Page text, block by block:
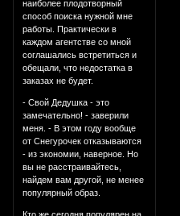
наиболее плодотворный
способ поиска нужной мне
работы. Практически в
каждом агентстве со мной
соглашались встретиться и
обещали, что недостатка в
заказах не будет.
- Свой Дедушка - это
замечательно! - заверили
меня. - В этом году вообще
от Снегурочек отказываются
- из экономии, наверное. Но
вы не расстраивайтесь,
найдем вам другой, не менее
популярный образ.